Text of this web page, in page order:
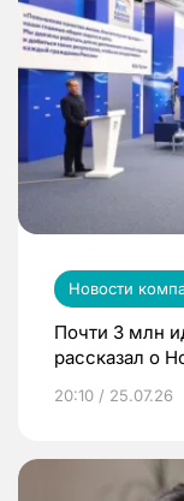
Новости
Почти 3 млн
рассказал о
20:10 / 25.07.26